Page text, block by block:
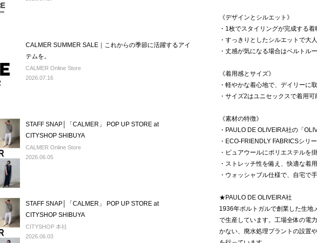
CALMER SUMMER SALE｜これからの季節に活躍するアイ
テムを。
CALMER Online Store
2026.07.16
STAFF SNAP│「CALMER」 POP UP STORE at
CITYSHOP SHIBUYA
CALMER Online Store
2026.06.05
STAFF SNAP│「CALMER」 POP UP STORE at
CITYSHOP SHIBUYA
CITYSHOP 本社
2026.06.03
《デザインとシルエット》
・1枚でスタイリングが完成する
・すっきりとしたシルエットで大
・丈感が気になる場合はベルトル
《着用感とサイズ》
・軽やかな着心地で、デイリーに
・サイズ2はユニセックスで着用可
《素材の特徴》
・PAULO DE OLIVEIRA社の「
・ECO-FRIENDLY FABRICSシリ
・ピュアウールにポリエステルを
・ストレッチ性を備え、快適な着
・ウォッシャブル仕様で、自宅で
★PAULO DE OLIVEIRA社
1936年ポルトガルで創業した生地
で生産しています。工場全体の電
かない、廃水処理プラントの設置